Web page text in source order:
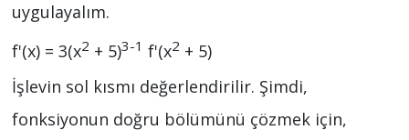
uygulayalım.
f'(x) = 3(x2 + 5)3-1 f'(x2 + 5)
İşlevin sol kısmı değerlendirilir. Şimdi,
fonksiyonun doğru bölümünü çözmek için,